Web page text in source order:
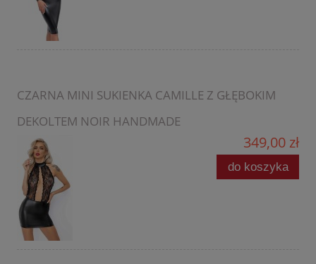
CZARNA MINI SUKIENKA CAMILLE Z GŁĘBOKIM
DEKOLTEM NOIR HANDMADE
349,00 zł
do koszyka